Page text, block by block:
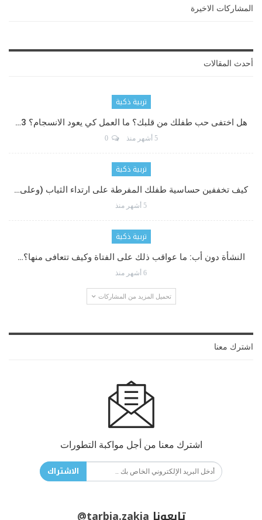
المشاركات الاخيرة
أحدث المقالات
تربية ذكية
هل اختفى حب طفلك من قلبك؟ ما العمل كي يعود الانسجام؟ 3…
5 أشهر منذ 0
تربية ذكية
كيف تخففين حساسية طفلك المفرطة على ارتداء الثياب (وعلى…
5 أشهر منذ
تربية ذكية
النشأة دون أب: ما عواقب ذلك على الفتاة وكيف تتعافى منها؟…
6 أشهر منذ
تحميل المزيد من المشاركات
اشترك معنا
اشترك معنا من أجل مواكبة التطورات
الاشتراك